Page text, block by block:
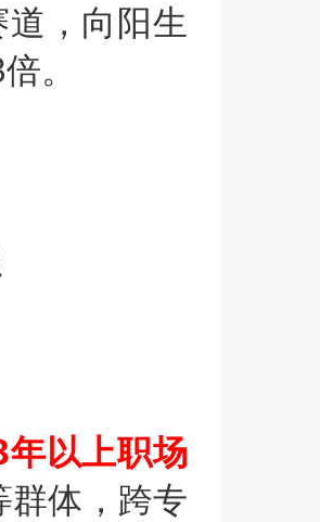
，向阳生
。
以上职场
群体，跨专